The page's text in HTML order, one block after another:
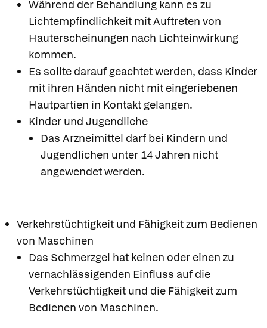
Während der Behandlung kann es zu
Lichtempfindlichkeit mit Auftreten von
Hauterscheinungen nach Lichteinwirkung
kommen.
Es sollte darauf geachtet werden, dass Kinder
mit ihren Händen nicht mit eingeriebenen
Hautpartien in Kontakt gelangen.
Kinder und Jugendliche
Das Arzneimittel darf bei Kindern und
Jugendlichen unter 14 Jahren nicht
angewendet werden.
Verkehrstüchtigkeit und Fähigkeit zum Bedienen
von Maschinen
Das Schmerzgel hat keinen oder einen zu
vernachlässigenden Einfluss auf die
Verkehrstüchtigkeit und die Fähigkeit zum
Bedienen von Maschinen.